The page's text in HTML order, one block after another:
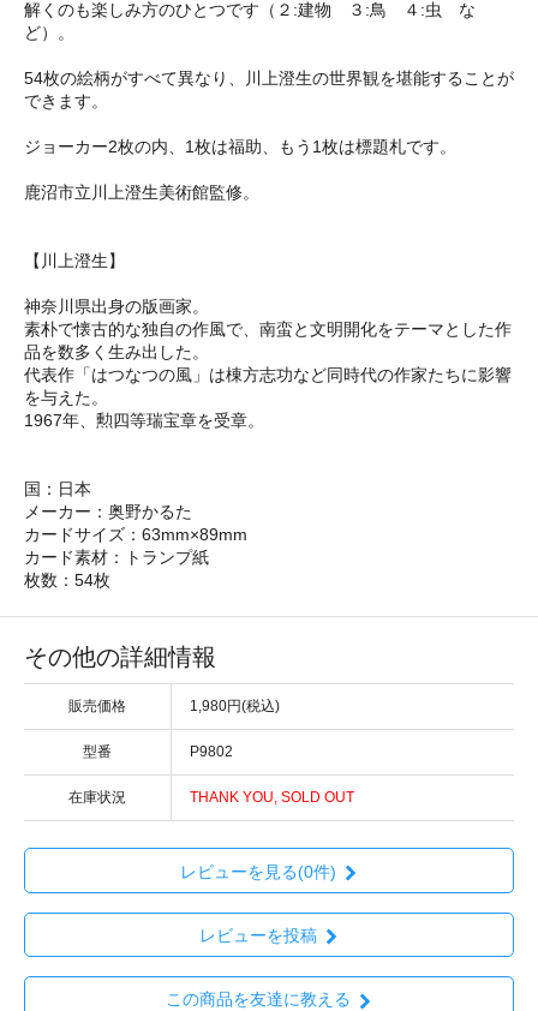
解くのも楽しみ方のひとつです（２:建物 ３:鳥 ４:虫 な
ど）。
54枚の絵柄がすべて異なり、川上澄生の世界観を堪能することが
できます。
ジョーカー2枚の内、1枚は福助、もう1枚は標題札です。
鹿沼市立川上澄生美術館監修。
【川上澄生】
神奈川県出身の版画家。
素朴で懐古的な独自の作風で、南蛮と文明開化をテーマとした作
品を数多く生み出した。
代表作「はつなつの風」は棟方志功など同時代の作家たちに影響
を与えた。
1967年、勲四等瑞宝章を受章。
国：日本
メーカー：奥野かるた
カードサイズ：63mm×89mm
カード素材：トランプ紙
枚数：54枚
その他の詳細情報
販売価格 1,980円(税込)
型番 P9802
在庫状況 THANK YOU, SOLD OUT
レビューを見る(0件)
レビューを投稿
この商品を友達に教える